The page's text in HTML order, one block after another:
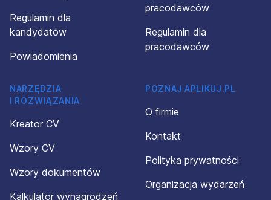
Regulamin dla
kandydatów
Powiadomienia
pracodawców
Regulamin dla
pracodawców
NARZĘDZIA
I ROZWIĄZANIA
Kreator CV
Wzory CV
Wzory dokumentów
Kalkulator wynagrodzeń
POZNAJ APLIKUJ.PL
O firmie
Kontakt
Polityka prywatności
Organizacja wydarzeń